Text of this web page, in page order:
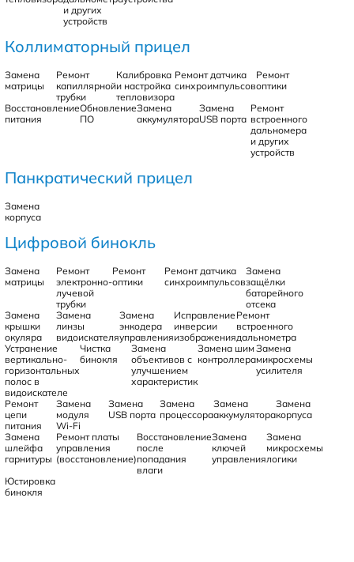
и других
устройств
Коллиматорный прицел
Замена
матрицы
Ремонт
капиллярной
трубки
Калибровка
и настройка
тепловизора
Ремонт датчика
синхроимпульсов
Ремонт
оптики
Восстановление
питания
Обновление
ПО
Замена
аккумулятора
Замена
USB порта
Ремонт
встроенного
дальномера
и других
устройств
Панкратический прицел
Замена
корпуса
Цифровой бинокль
Замена
матрицы
Ремонт
электронно-
лучевой
трубки
Ремонт
оптики
Ремонт датчика
синхроимпульсов
Замена
защёлки
батарейного
отсека
Замена
крышки
окуляра
Замена
линзы
видоискателя
Замена
энкодера
управления
Исправление
инверсии
изображения
Ремонт
встроенного
дальнометра
Устранение
вертикально-
горизонтальных
полос в
видоискателе
Чистка
бинокля
Замена
объективов с
улучшением
характеристик
Замена шим
контроллера
Замена
микросхемы
усилителя
Ремонт
цепи
питания
Замена
модуля
Wi-Fi
Замена
USB порта
Замена
процессора
Замена
аккумулятора
Замена
корпуса
Замена
шлейфа
гарнитуры
Ремонт платы
управления
(восстановление)
Восстановление
после
попадания
влаги
Замена
ключей
управления
Замена
микросхемы
логики
Юстировка
бинокля